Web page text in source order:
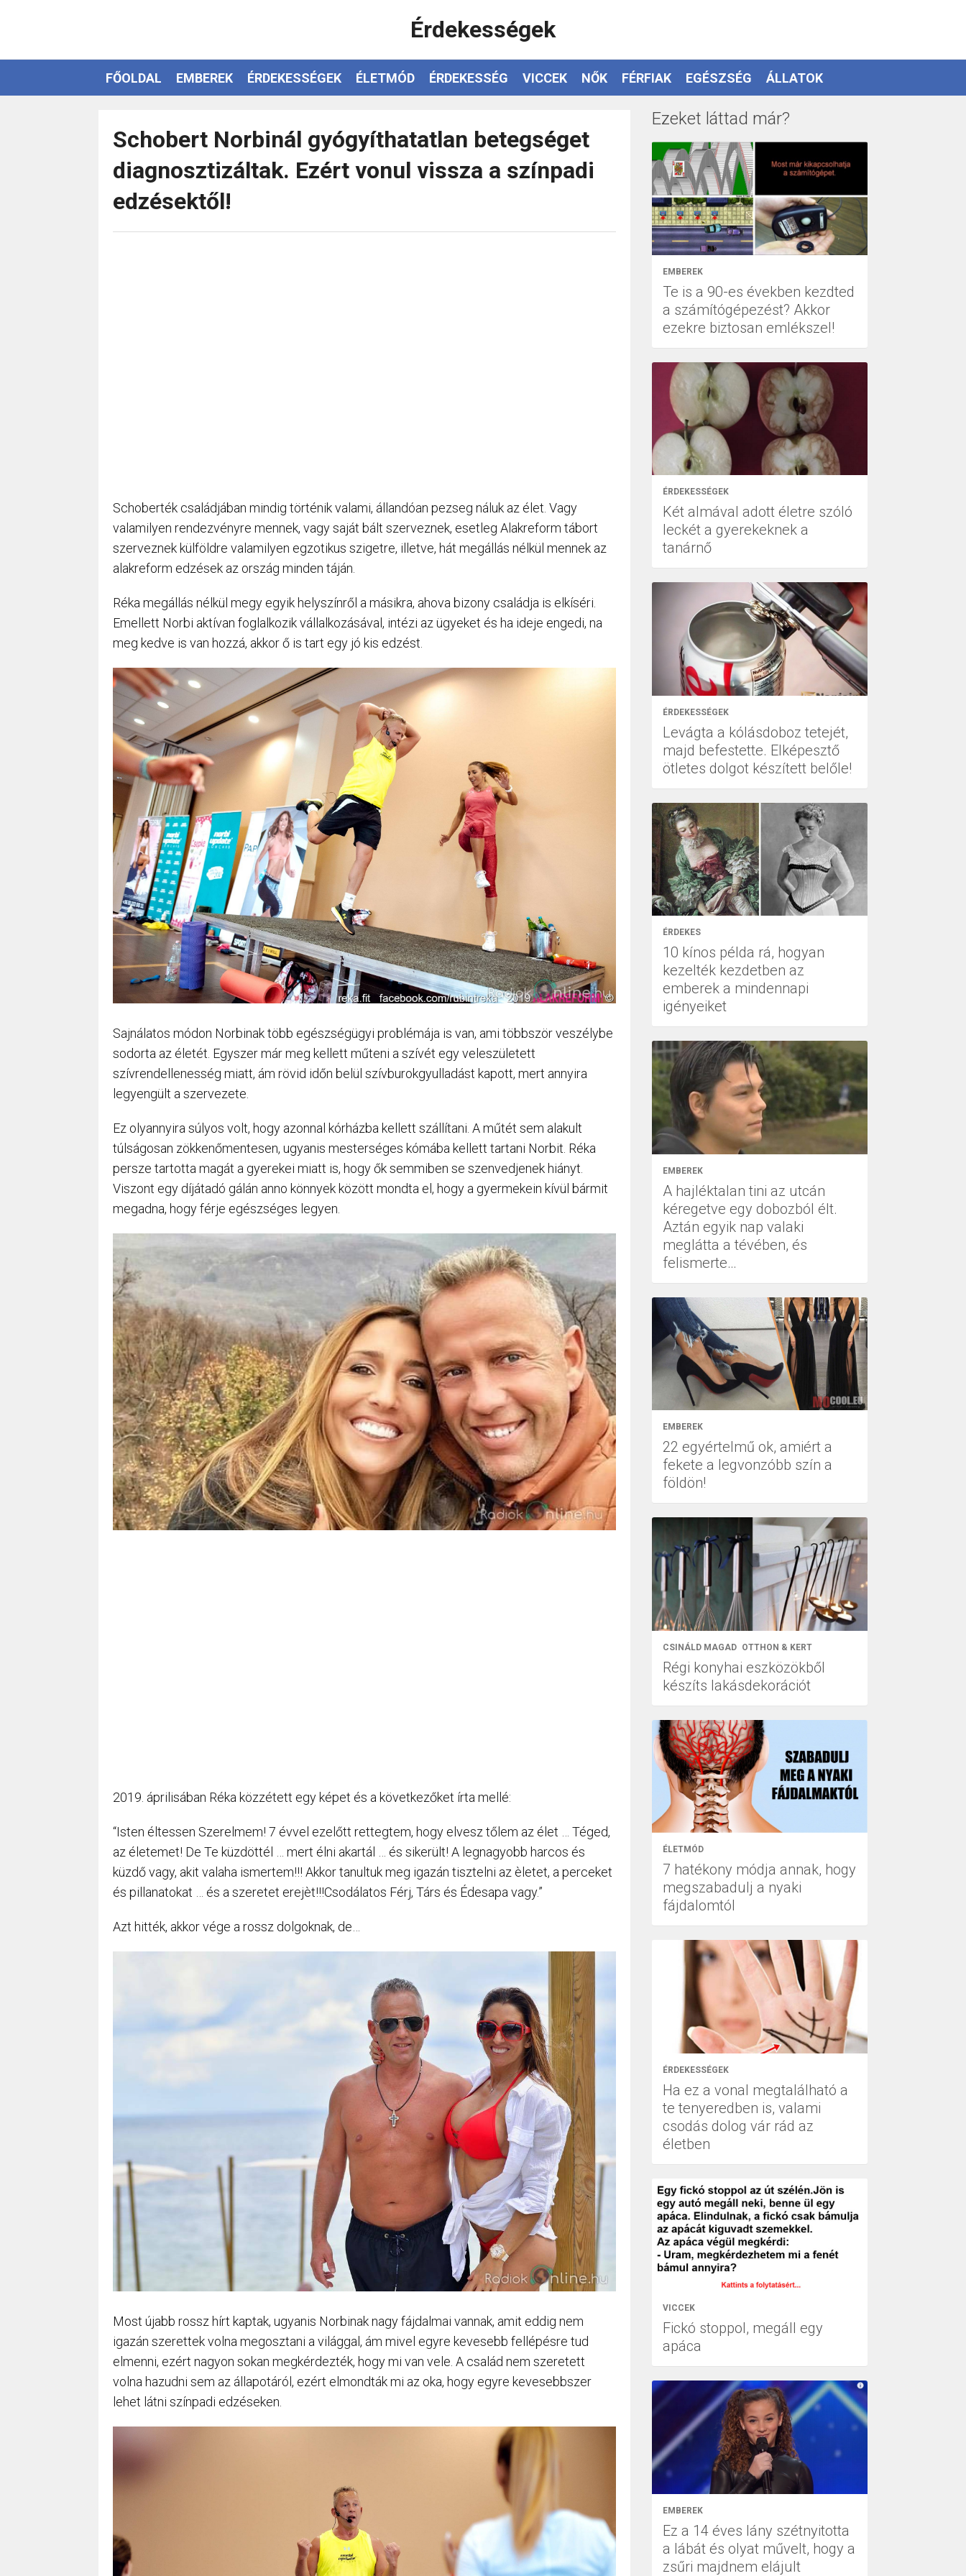
Érdekességek
FŐOLDAL EMBEREK ÉRDEKESSÉGEK ÉLETMÓD ÉRDEKESSÉG VICCEK NŐK FÉRFIAK EGÉSZSÉG ÁLLATOK
Schobert Norbinál gyógyíthatatlan betegséget
diagnosztizáltak. Ezért vonul vissza a színpadi
edzésektől!
Schoberték családjában mindig történik valami, állandóan pezseg náluk az élet. Vagy
valamilyen rendezvényre mennek, vagy saját bált szerveznek, esetleg Alakreform tábort
szerveznek külföldre valamilyen egzotikus szigetre, illetve, hát megállás nélkül mennek az
alakreform edzések az ország minden táján.
Réka megállás nélkül megy egyik helyszínről a másikra, ahova bizony családja is elkíséri.
Emellett Norbi aktívan foglalkozik vállalkozásával, intézi az ügyeket és ha ideje engedi, na
meg kedve is van hozzá, akkor ő is tart egy jó kis edzést.
Sajnálatos módon Norbinak több egészségügyi problémája is van, ami többször veszélybe
sodorta az életét. Egyszer már meg kellett műteni a szívét egy veleszületett
szívrendellenesség miatt, ám rövid időn belül szívburokgyulladást kapott, mert annyira
legyengült a szervezete.
Ez olyannyira súlyos volt, hogy azonnal kórházba kellett szállítani. A műtét sem alakult
túlságosan zökkenőmentesen, ugyanis mesterséges kómába kellett tartani Norbit. Réka
persze tartotta magát a gyerekei miatt is, hogy ők semmiben se szenvedjenek hiányt.
Viszont egy díjátadó gálán anno könnyek között mondta el, hogy a gyermekein kívül bármit
megadna, hogy férje egészséges legyen.
2019. áprilisában Réka közzétett egy képet és a következőket írta mellé:
“Isten éltessen Szerelmem! 7 évvel ezelőtt rettegtem, hogy elvesz tőlem az élet … Téged,
az életemet! De Te küzdöttél … mert élni akartál … és sikerült! A legnagyobb harcos és
küzdő vagy, akit valaha ismertem!!! Akkor tanultuk meg igazán tisztelni az èletet, a perceket
és pillanatokat … és a szeretet erejèt!!!Csodálatos Férj, Társ és Édesapa vagy.”
Azt hitték, akkor vége a rossz dolgoknak, de…
Most újabb rossz hírt kaptak, ugyanis Norbinak nagy fájdalmai vannak, amit eddig nem
igazán szerettek volna megosztani a világgal, ám mivel egyre kevesebb fellépésre tud
elmenni, ezért nagyon sokan megkérdezték, hogy mi van vele. A család nem szeretett
volna hazudni sem az állapotáról, ezért elmondták mi az oka, hogy egyre kevesebbszer
lehet látni színpadi edzéseken.
Ezeket láttad már?
EMBEREK
Te is a 90-es években kezdted
a számítógépezést? Akkor
ezekre biztosan emlékszel!
ÉRDEKESSÉGEK
Két almával adott életre szóló
leckét a gyerekeknek a
tanárnő
ÉRDEKESSÉGEK
Levágta a kólásdoboz tetejét,
majd befestette. Elképesztő
ötletes dolgot készített belőle!
ÉRDEKES
10 kínos példa rá, hogyan
kezelték kezdetben az
emberek a mindennapi
igényeiket
EMBEREK
A hajléktalan tini az utcán
kéregetve egy dobozból élt.
Aztán egyik nap valaki
meglátta a tévében, és
felismerte…
EMBEREK
22 egyértelmű ok, amiért a
fekete a legvonzóbb szín a
földön!
CSINÁLD MAGAD OTTHON & KERT
Régi konyhai eszközökből
készíts lakásdekorációt
ÉLETMÓD
7 hatékony módja annak, hogy
megszabadulj a nyaki
fájdalomtól
ÉRDEKESSÉGEK
Ha ez a vonal megtalálható a
te tenyeredben is, valami
csodás dolog vár rád az
életben
VICCEK
Fickó stoppol, megáll egy
apáca
EMBEREK
Ez a 14 éves lány szétnyitotta
a lábát és olyat művelt, hogy a
zsűri majdnem elájult